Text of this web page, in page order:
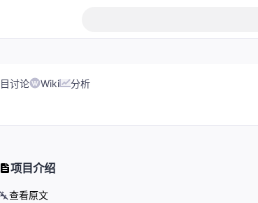
讨论 Wiki 分析
项目介绍
查看原文